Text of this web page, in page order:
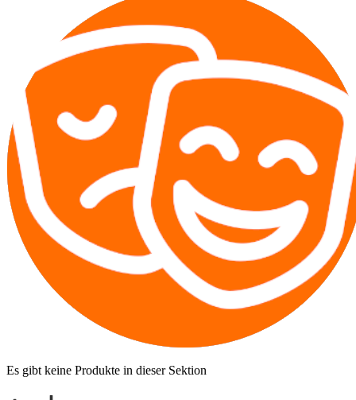
Es gibt keine Produkte in dieser Sektion